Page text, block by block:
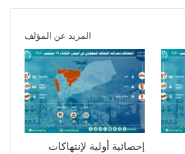
المزيد عن المؤلف
إحصائية أولية لإنتهاكات